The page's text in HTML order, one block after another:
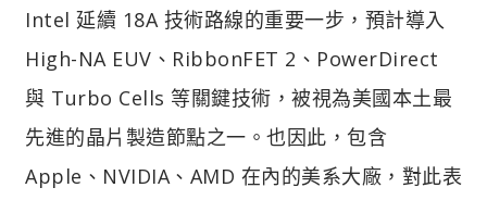
Intel 延續 18A 技術路線的重要一步，預計導入
High-NA EUV、RibbonFET 2、PowerDirect
與 Turbo Cells 等關鍵技術，被視為美國本土最
先進的晶片製造節點之一。也因此，包含
Apple、NVIDIA、AMD 在內的美系大廠，對此表